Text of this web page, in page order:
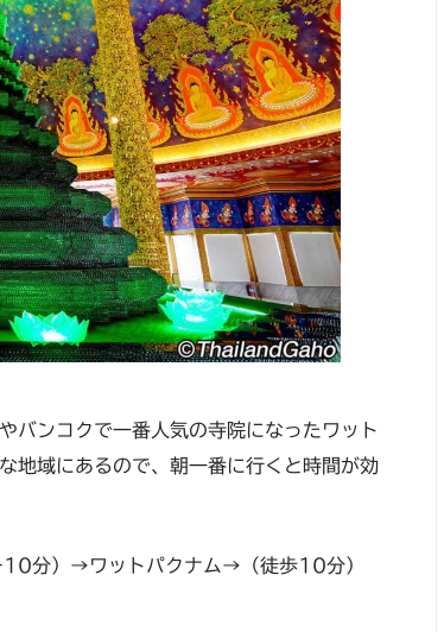
バンコクで一番人気の寺院になったワット
地域にあるので、朝一番に行くと時間が効
分）→ワットパクナム→（徒歩10分）